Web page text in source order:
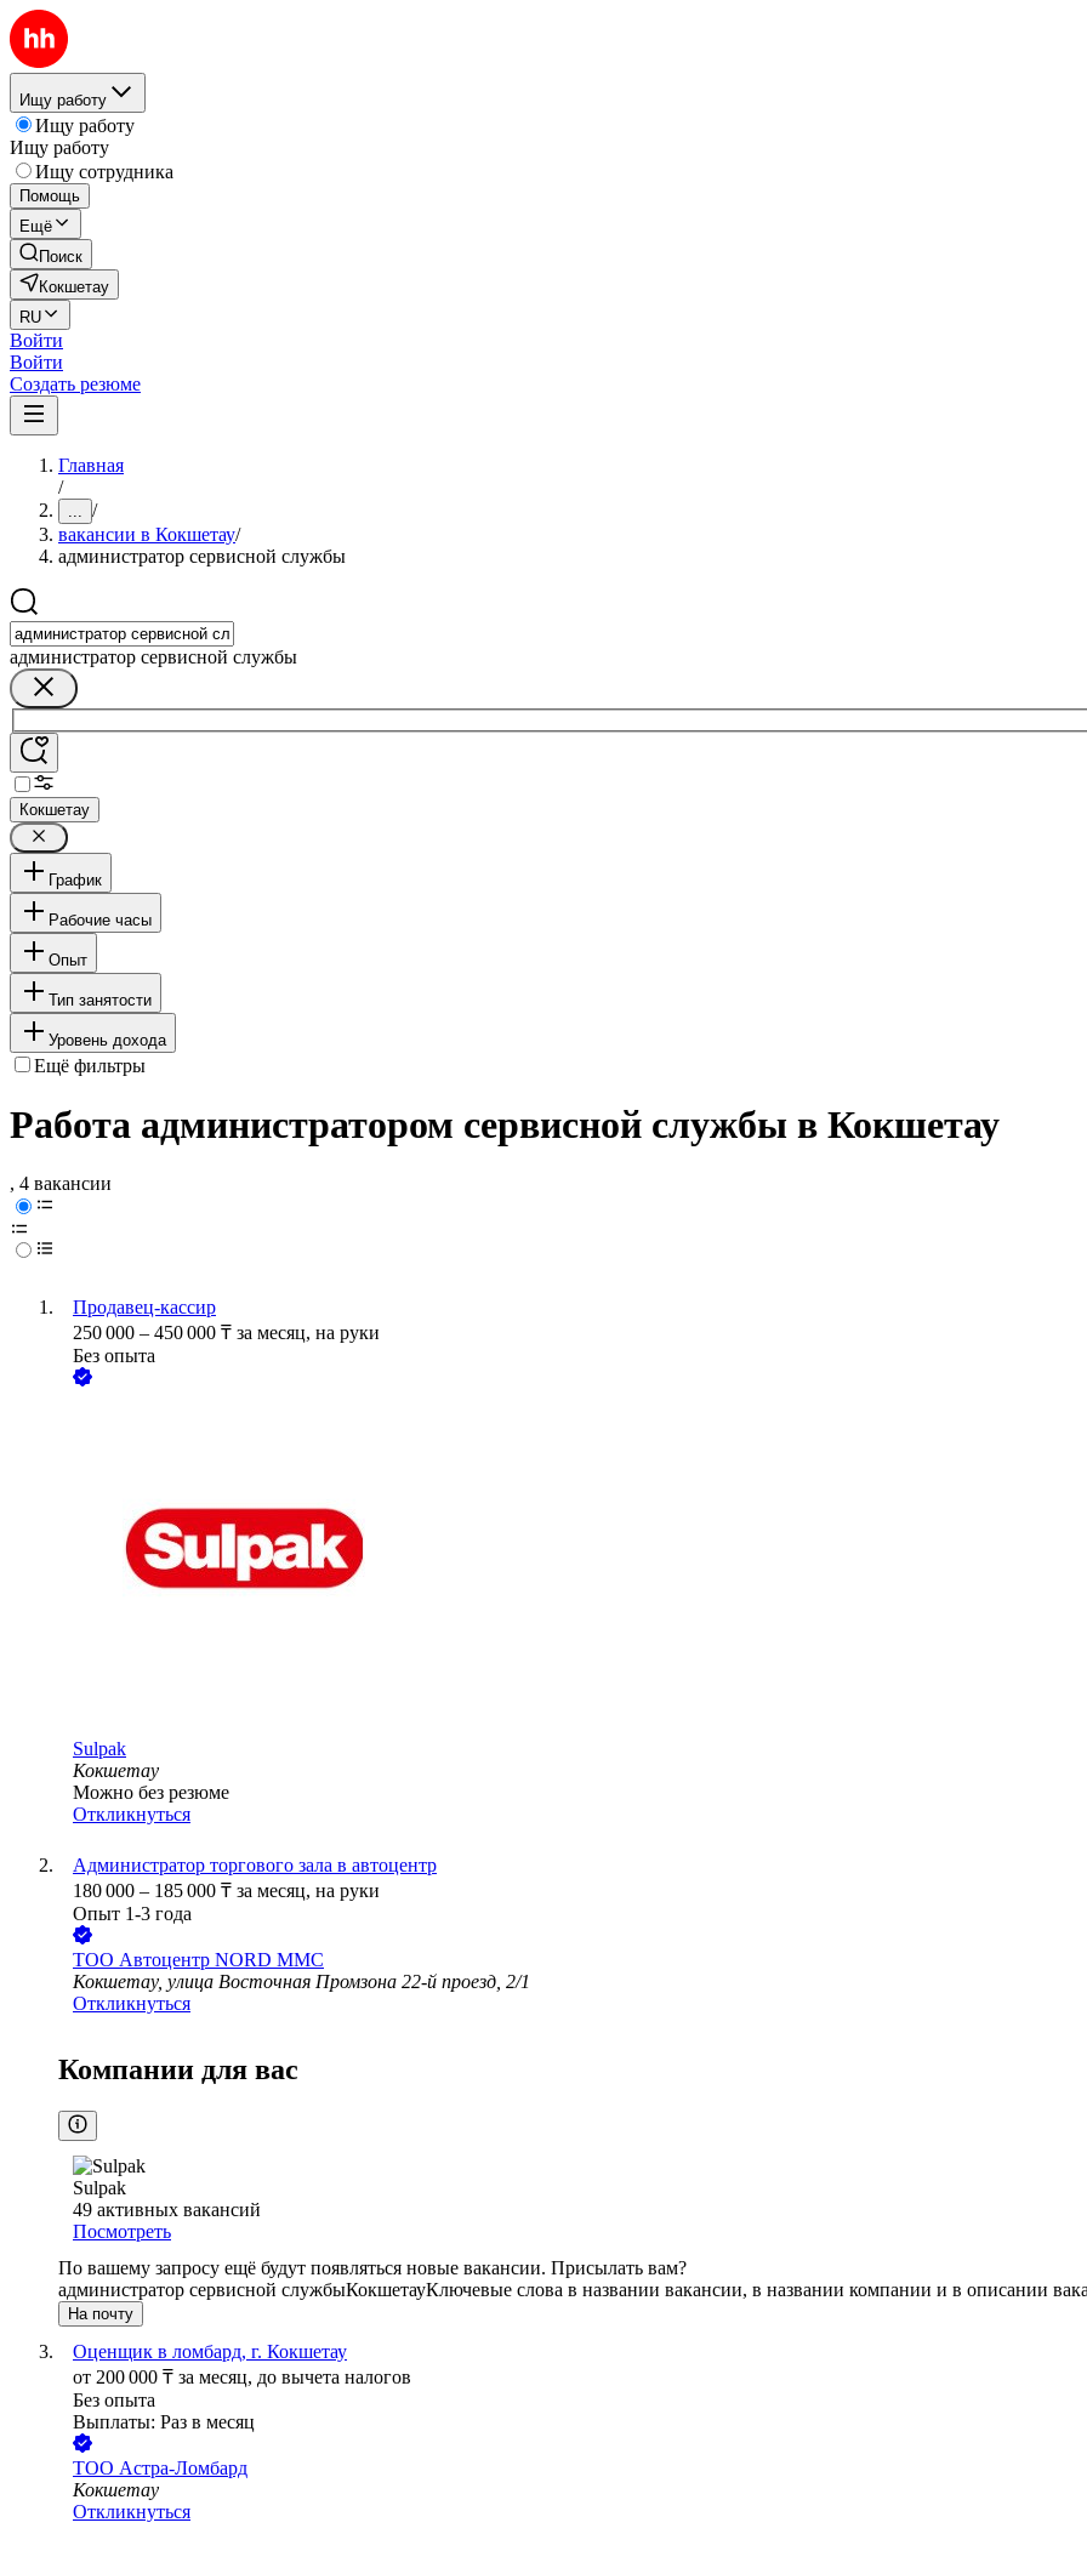
Ищу работу
Ищу работу
Ищу работу
Ищу сотрудника
Помощь
Ещё
Поиск
Кокшетау
RU
Войти
Войти
Создать резюме
Главная
/
... /
вакансии в Кокшетау/
администратор сервисной службы
администратор сервисной службы
Кокшетау
График
Рабочие часы
Опыт
Тип занятости
Уровень дохода
Ещё фильтры
Работа администратором сервисной службы в Кокшетау
, 4 вакансии
Продавец-кассир
250 000 – 450 000 ₸ за месяц, на руки
Без опыта
Sulpak
Кокшетау
Можно без резюме
Откликнуться
Администратор торгового зала в автоцентр
180 000 – 185 000 ₸ за месяц, на руки
Опыт 1-3 года
ТОО Автоцентр NORD MMC
Кокшетау, улица Восточная Промзона 22-й проезд, 2/1
Откликнуться
Компании для вас
Sulpak
49 активных вакансий
Посмотреть
По вашему запросу ещё будут появляться новые вакансии. Присылать вам?
администратор сервисной службыКокшетауКлючевые слова в названии вакансии, в названии компании и в описании
На почту
Оценщик в ломбард, г. Кокшетау
от 200 000 ₸ за месяц, до вычета налогов
Без опыта
Выплаты: Раз в месяц
ТОО Астра-Лoмбард
Кокшетау
Откликнуться